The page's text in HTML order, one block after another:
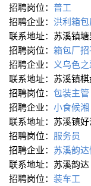
招聘岗位： 普工
招聘企业： 洪利箱包
联系地址：苏溪镇
招聘岗位： 箱包厂
招聘企业： 义乌色
联系地址：苏溪镇
招聘岗位： 包装主管
招聘企业： 小食候湘
联系地址：苏溪镇
招聘岗位： 服务员
招聘企业： 苏溪韵
联系地址：苏溪韵达
招聘岗位： 装车工